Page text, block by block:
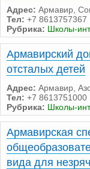
Адрес: Армавир,
Тел: +7 8613757367
Рубрика: Школы-
Армавирский
отсталых детей
Адрес: Армавир,
Тел: +7 8613751000
Рубрика: Школы-
Армавирская
вида для